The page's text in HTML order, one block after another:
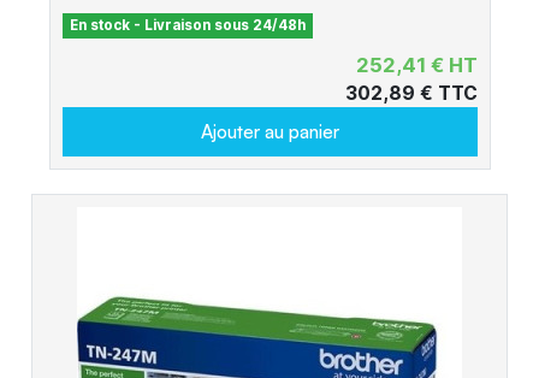
En stock - Livraison sous 24/48h
252,41 € HT
302,89 € TTC
Ajouter au panier